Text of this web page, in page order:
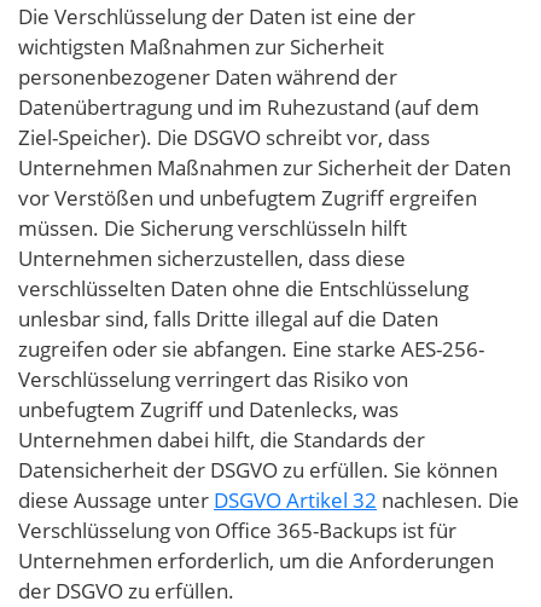
Die Verschlüsselung der Daten ist eine der
wichtigsten Maßnahmen zur Sicherheit
personenbezogener Daten während der
Datenübertragung und im Ruhezustand (auf dem
Ziel-Speicher). Die DSGVO schreibt vor, dass
Unternehmen Maßnahmen zur Sicherheit der Daten
vor Verstößen und unbefugtem Zugriff ergreifen
müssen. Die Sicherung verschlüsseln hilft
Unternehmen sicherzustellen, dass diese
verschlüsselten Daten ohne die Entschlüsselung
unlesbar sind, falls Dritte illegal auf die Daten
zugreifen oder sie abfangen. Eine starke AES-256-
Verschlüsselung verringert das Risiko von
unbefugtem Zugriff und Datenlecks, was
Unternehmen dabei hilft, die Standards der
Datensicherheit der DSGVO zu erfüllen. Sie können
diese Aussage unter DSGVO Artikel 32 nachlesen. Die
Verschlüsselung von Office 365-Backups ist für
Unternehmen erforderlich, um die Anforderungen
der DSGVO zu erfüllen.